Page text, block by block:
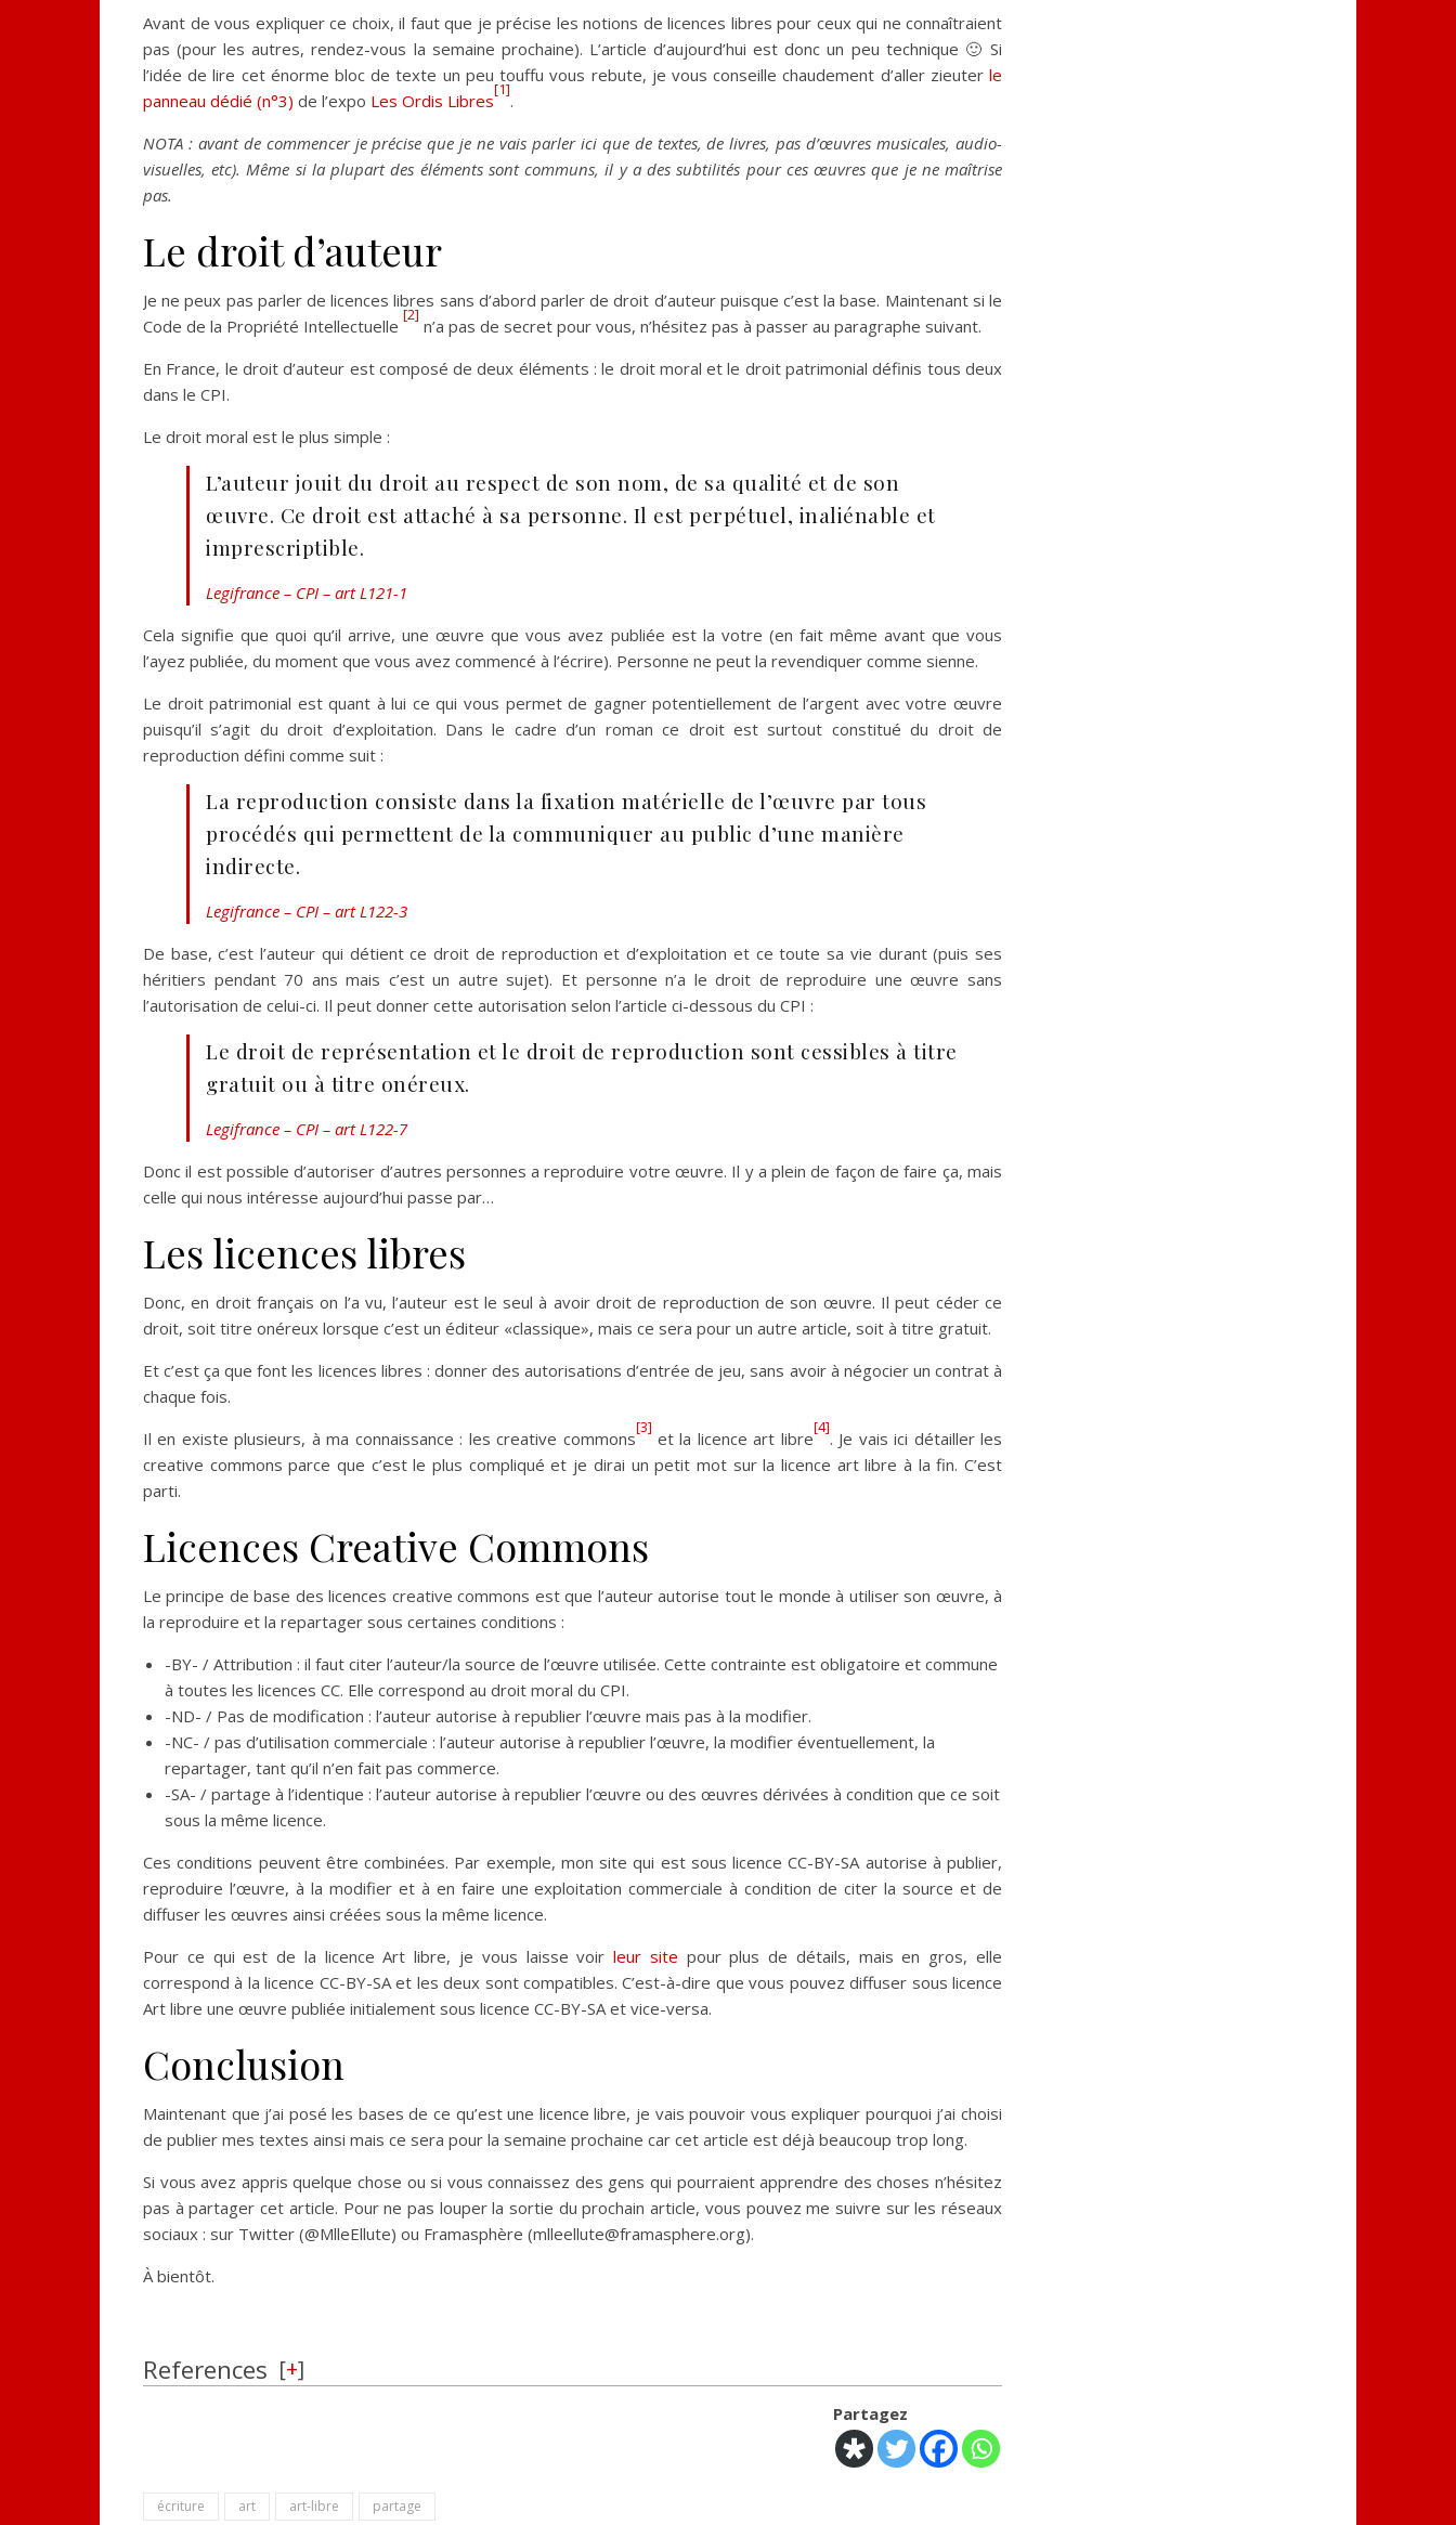
Avant de vous expliquer ce choix, il faut que je précise les notions de licences libres pour ceux qui ne connaîtraient
pas (pour les autres, rendez-vous la semaine prochaine). L’article d’aujourd’hui est donc un peu technique 🙂 Si
l’idée de lire cet énorme bloc de texte un peu touffu vous rebute, je vous conseille chaudement d’aller zieuter le
panneau dédié (n°3) de l’expo Les Ordis Libres
[1]
.
NOTA : avant de commencer je précise que je ne vais parler ici que de textes, de livres, pas d’œuvres musicales, audio-
visuelles, etc). Même si la plupart des éléments sont communs, il y a des subtilités pour ces œuvres que je ne maîtrise
pas.
Le droit d’auteur
Je ne peux pas parler de licences libres sans d’abord parler de droit d’auteur puisque c’est la base. Maintenant si le
Code de la Propriété Intellectuelle
[2]
n’a pas de secret pour vous, n’hésitez pas à passer au paragraphe suivant.
En France, le droit d’auteur est composé de deux éléments : le droit moral et le droit patrimonial définis tous deux
dans le CPI.
Le droit moral est le plus simple :
L’auteur jouit du droit au respect de son nom, de sa qualité et de son
œuvre. Ce droit est attaché à sa personne. Il est perpétuel, inaliénable et
imprescriptible.
Legifrance – CPI – art L121-1
Cela signifie que quoi qu’il arrive, une œuvre que vous avez publiée est la votre (en fait même avant que vous
l’ayez publiée, du moment que vous avez commencé à l’écrire). Personne ne peut la revendiquer comme sienne.
Le droit patrimonial est quant à lui ce qui vous permet de gagner potentiellement de l’argent avec votre œuvre
puisqu’il s’agit du droit d’exploitation. Dans le cadre d’un roman ce droit est surtout constitué du droit de
reproduction défini comme suit :
La reproduction consiste dans la fixation matérielle de l’œuvre par tous
procédés qui permettent de la communiquer au public d’une manière
indirecte.
Legifrance – CPI – art L122-3
De base, c’est l’auteur qui détient ce droit de reproduction et d’exploitation et ce toute sa vie durant (puis ses
héritiers pendant 70 ans mais c’est un autre sujet). Et personne n’a le droit de reproduire une œuvre sans
l’autorisation de celui-ci. Il peut donner cette autorisation selon l’article ci-dessous du CPI :
Le droit de représentation et le droit de reproduction sont cessibles à titre
gratuit ou à titre onéreux.
Legifrance – CPI – art L122-7
Donc il est possible d’autoriser d’autres personnes a reproduire votre œuvre. Il y a plein de façon de faire ça, mais
celle qui nous intéresse aujourd’hui passe par…
Les licences libres
Donc, en droit français on l’a vu, l’auteur est le seul à avoir droit de reproduction de son œuvre. Il peut céder ce
droit, soit titre onéreux lorsque c’est un éditeur «classique», mais ce sera pour un autre article, soit à titre gratuit.
Et c’est ça que font les licences libres : donner des autorisations d’entrée de jeu, sans avoir à négocier un contrat à
chaque fois.
Il en existe plusieurs, à ma connaissance : les creative commons
[3]
et la licence art libre
[4]
. Je vais ici détailler les
creative commons parce que c’est le plus compliqué et je dirai un petit mot sur la licence art libre à la fin. C’est
parti.
Licences Creative Commons
Le principe de base des licences creative commons est que l’auteur autorise tout le monde à utiliser son œuvre, à
la reproduire et la repartager sous certaines conditions :
-BY- / Attribution : il faut citer l’auteur/la source de l’œuvre utilisée. Cette contrainte est obligatoire et commune
à toutes les licences CC. Elle correspond au droit moral du CPI.
-ND- / Pas de modification : l’auteur autorise à republier l’œuvre mais pas à la modifier.
-NC- / pas d’utilisation commerciale : l’auteur autorise à republier l’œuvre, la modifier éventuellement, la
repartager, tant qu’il n’en fait pas commerce.
-SA- / partage à l’identique : l’auteur autorise à republier l’œuvre ou des œuvres dérivées à condition que ce soit
sous la même licence.
Ces conditions peuvent être combinées. Par exemple, mon site qui est sous licence CC-BY-SA autorise à publier,
reproduire l’œuvre, à la modifier et à en faire une exploitation commerciale à condition de citer la source et de
diffuser les œuvres ainsi créées sous la même licence.
Pour ce qui est de la licence Art libre, je vous laisse voirleur site pour plus de détails, mais en gros, elle
correspond à la licence CC-BY-SA et les deux sont compatibles. C’est-à-dire que vous pouvez diffuser sous licence
Art libre une œuvre publiée initialement sous licence CC-BY-SA et vice-versa.
Conclusion
Maintenant que j’ai posé les bases de ce qu’est une licence libre, je vais pouvoir vous expliquer pourquoi j’ai choisi
de publier mes textes ainsi mais ce sera pour la semaine prochaine car cet article est déjà beaucoup trop long.
Si vous avez appris quelque chose ou si vous connaissez des gens qui pourraient apprendre des choses n’hésitez
pas à partager cet article. Pour ne pas louper la sortie du prochain article, vous pouvez me suivre sur les réseaux
sociaux : sur Twitter (@MlleEllute) ou Framasphère (mlleellute@framasphere.org).
À bientôt.
References [+]
Partagez
écriture art art-libre partage